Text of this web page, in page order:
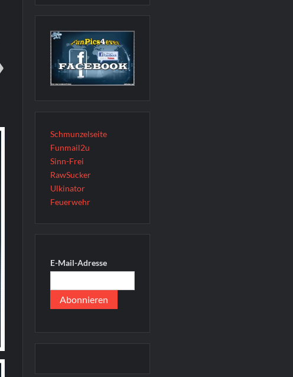
Schmunzelseite
Funmail2u
Sinn-Frei
RawSucker
Ulkinator
Feuerwehr
E-Mail-Adresse